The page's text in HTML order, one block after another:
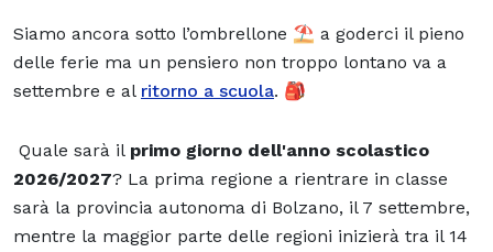
Siamo ancora sotto l’ombrellone ⛱ a goderci il pieno
delle ferie ma un pensiero non troppo lontano va a
settembre e al ritorno a scuola. 🎒
Quale sarà il primo giorno dell'anno scolastico
2026/2027? La prima regione a rientrare in classe
sarà la provincia autonoma di Bolzano, il 7 settembre,
mentre la maggior parte delle regioni inizierà tra il 14